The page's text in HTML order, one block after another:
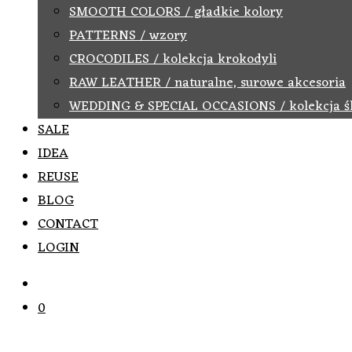
SMOOTH COLORS / gładkie kolory
PATTERNS / wzory
CROCODILES / kolekcja krokodyli
RAW LEATHER / naturalne, surowe akcesoria
WEDDING & SPECIAL OCCASIONS / kolekcja
SALE
IDEA
REUSE
BLOG
CONTACT
LOGIN
0